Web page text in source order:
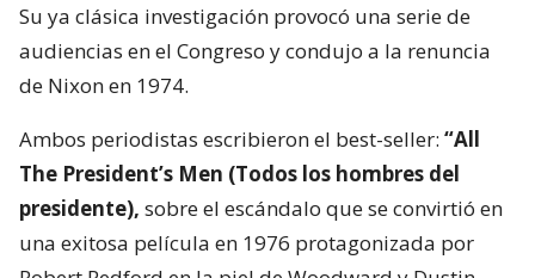
Su ya clásica investigación provocó una serie de
audiencias en el Congreso y condujo a la renuncia
de Nixon en 1974.
Ambos periodistas escribieron el best-seller: “All
The President’s Men (Todos los hombres del
presidente), sobre el escándalo que se convirtió en
una exitosa película en 1976 protagonizada por